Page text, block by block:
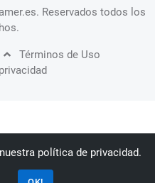
. Reservados todos los
Términos de Uso
política de privacidad.